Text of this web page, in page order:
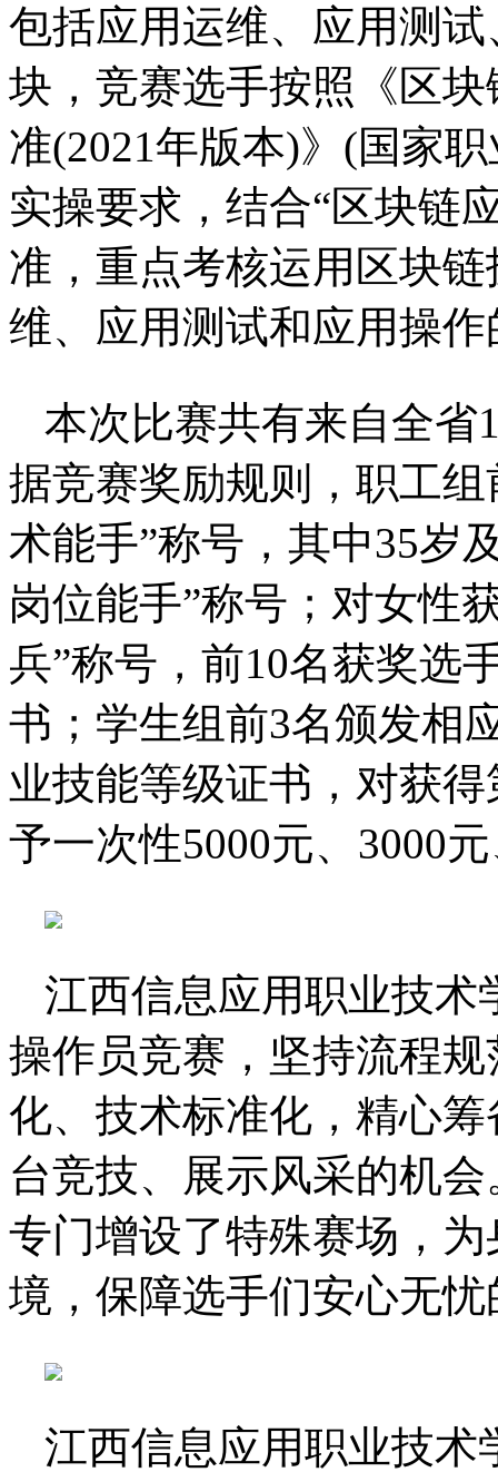
包括应用运维、应用测
块，竞赛选手按照《区
准(2021年版本)》(国家
实操要求，结合“区块链
准，重点考核运用区块
维、应用测试和应用操
本次比赛共有来自全省
据竞赛奖励规则，职工
术能手”称号，其中35岁
岗位能手”称号；对女性
兵”称号，前10名获奖选
书；学生组前3名颁发相
业技能等级证书，对获
予一次性5000元、3000
江西信息应用职业技术
操作员竞赛，坚持流程
化、技术标准化，精心
台竞技、展示风采的机
专门增设了特殊赛场，
境，保障选手们安心无
江西信息应用职业技术